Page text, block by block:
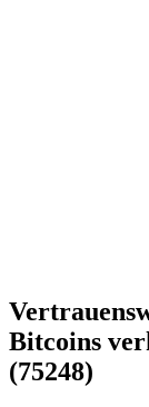
Bitcoins
(75248)